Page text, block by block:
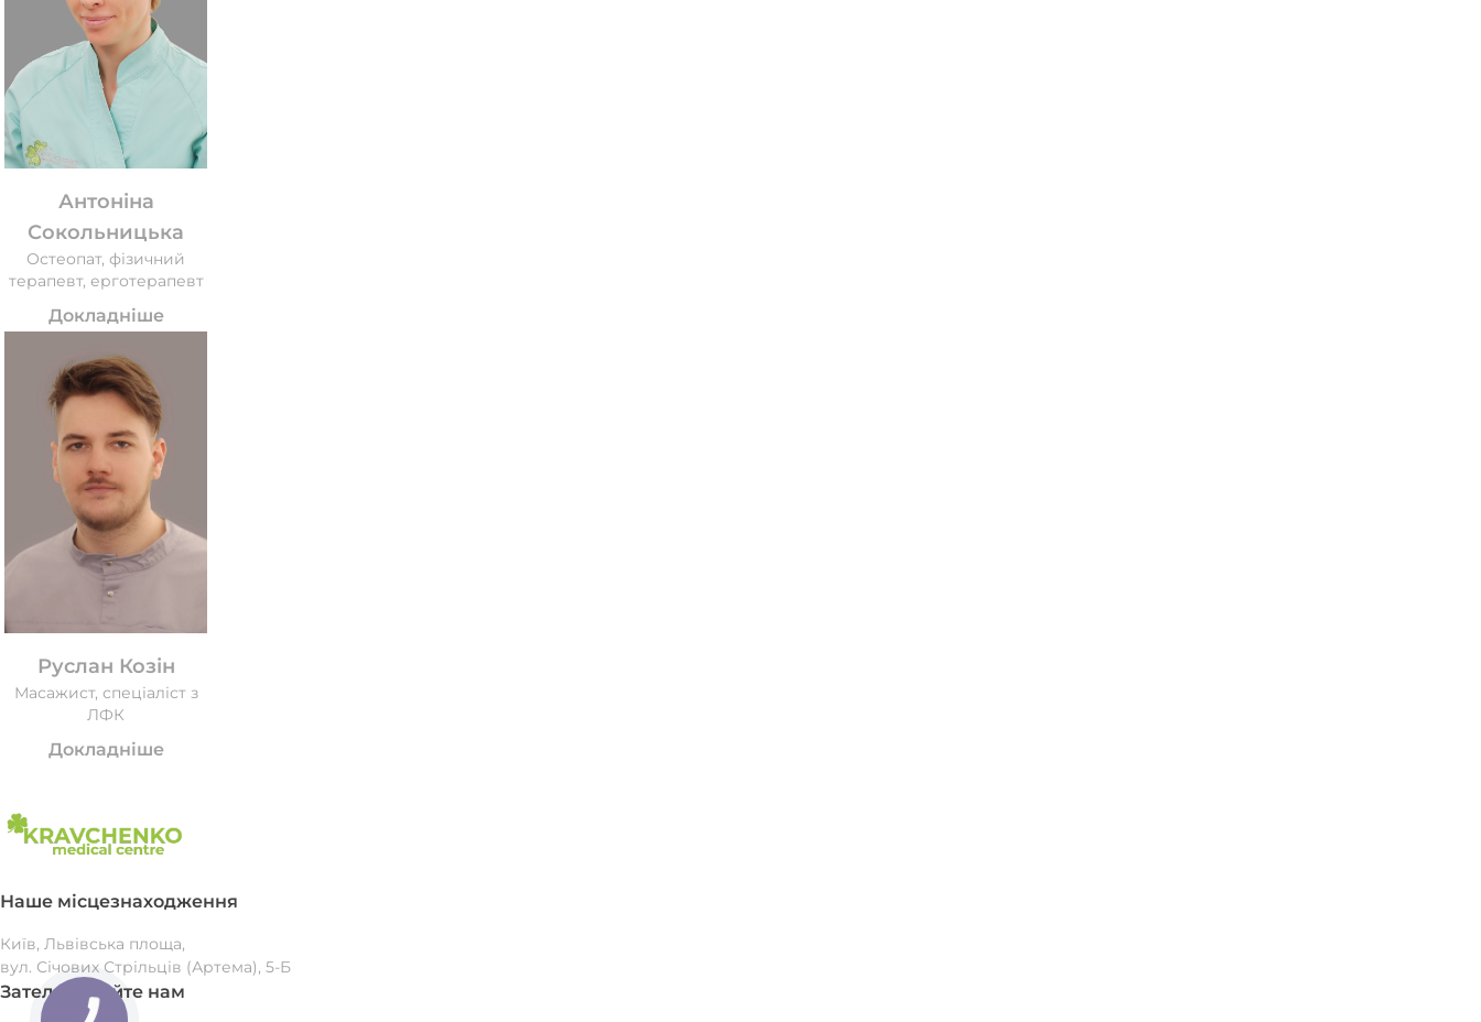
Антоніна
Сокольницька
Остеопат, фізичний
терапевт, ерготерапевт
Докладніше
Руслан Козін
Масажист, спеціаліст з
ЛФК
Докладніше
Наше місцезнаходження
Київ, Львівська площа,
вул. Січових Стрільців (Артема), 5-Б
Зателефонуйте нам